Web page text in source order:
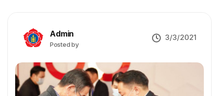
Admin
Posted by
3/3/2021